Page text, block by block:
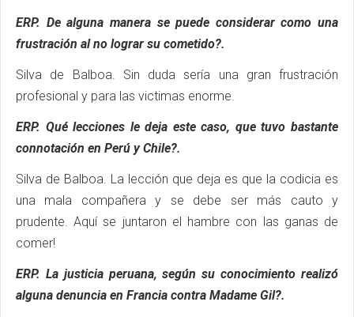
ERP. De alguna manera se puede considerar como una
frustración al no lograr su cometido?.
Silva de Balboa. Sin duda sería una gran frustración
profesional y para las victimas enorme.
ERP. Qué lecciones le deja este caso, que tuvo bastante
connotación en Perú y Chile?.
Silva de Balboa. La lección que deja es que la codicia es
una mala compañera y se debe ser más cauto y
prudente. Aquí se juntaron el hambre con las ganas de
comer!
ERP. La justicia peruana, según su conocimiento realizó
alguna denuncia en Francia contra Madame Gil?.